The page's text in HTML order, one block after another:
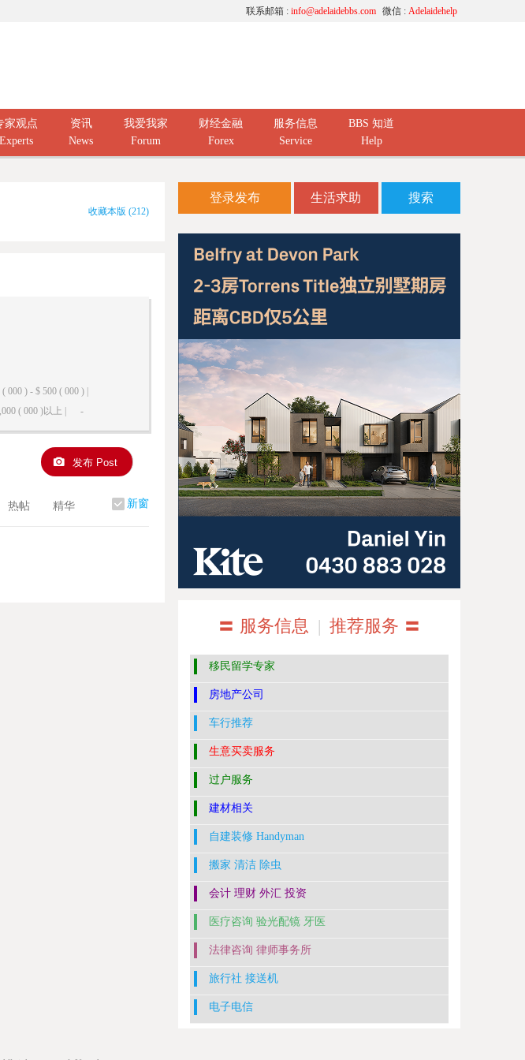
微信 : Adelaidehelp
联系邮箱 : info@adelaidebbs.com
家观点
Experts
资讯
News
我爱我家
Forum
财经金融
Forex
服务信息
Service
BBS 知道
Help
收藏本版 (212)
000 ) - $ 500 ( 000 ) |
( 000 )以上 | -
发布 Post
新窗
热帖 精华
登录发布 生活求助 搜索
〓 服务信息 | 推荐服务 〓
移民留学专家
房地产公司
车行推荐
生意买卖服务
过户服务
建材相关
自建装修 Handyman
搬家 清洁 除虫
会计 理财 外汇 投资
医疗咨询 验光配镜 牙医
法律咨询 律师事务所
旅行社 接送机
电子电信